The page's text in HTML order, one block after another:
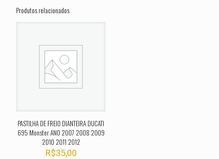
Neo Sports Cafe ANO 2018 2019”
obrigatórios são marcados com
Sua avaliação
1 de 5
2 de 5
Produtos relacionados
PASTILHA DE FREIO DIANTEIRA DUCATI
695 Monster ANO 2007 2008 2009
2010 2011 2012
R$35,00